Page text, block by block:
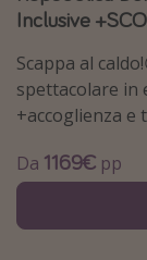
Tipo di vacanza
Vacanze last
Vacanze all
Vacanze estate
Vacanze di
Last minute
Vacanze con
Inclusive
Scappa al
spettacolare in
+accoglienza
Da 1169€ pp